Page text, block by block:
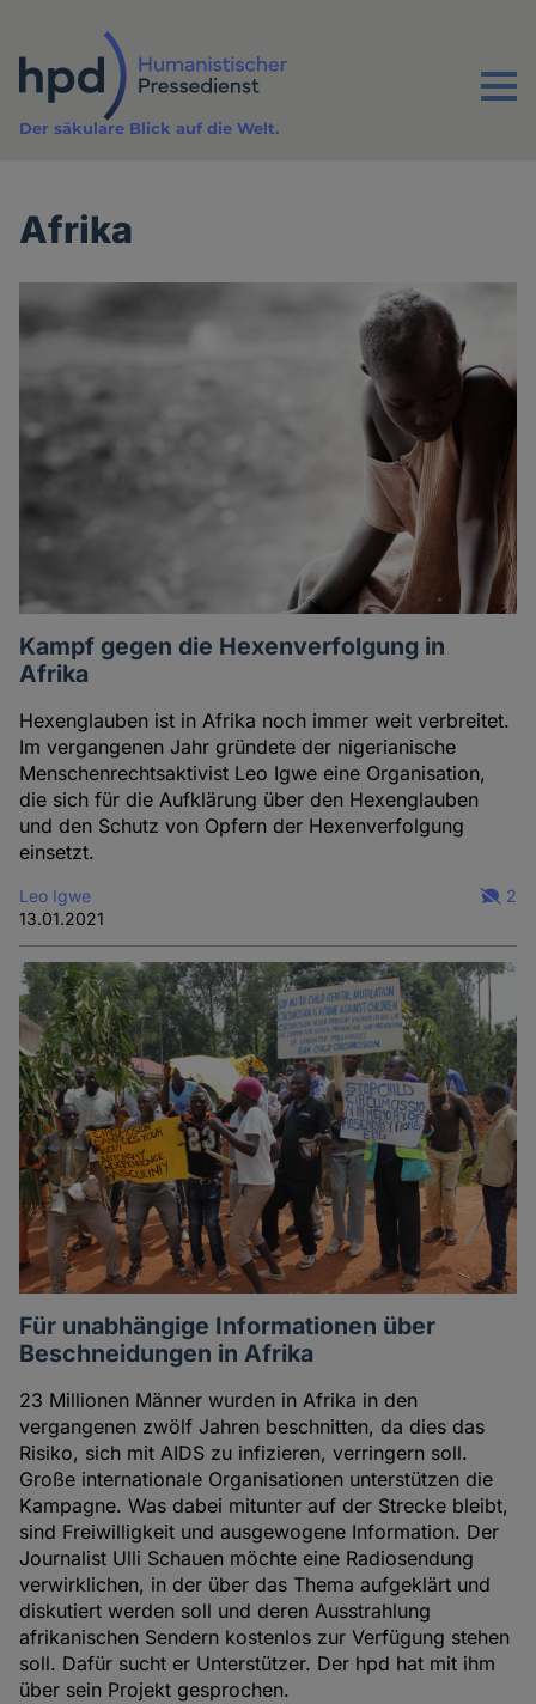
Inhalt
Menu
Der säkulare Blick auf die Welt.
Afrika
Kampf gegen die Hexenverfolgung in
Afrika
Hexenglauben ist in Afrika noch immer weit verbreitet.
Im vergangenen Jahr gründete der nigerianische
Menschenrechtsaktivist Leo Igwe eine Organisation,
die sich für die Aufklärung über den Hexenglauben
und den Schutz von Opfern der Hexenverfolgung
einsetzt.
Leo Igwe
13.01.2021
2
Für unabhängige Informationen über
Beschneidungen in Afrika
23 Millionen Männer wurden in Afrika in den
vergangenen zwölf Jahren beschnitten, da dies das
Risiko, sich mit AIDS zu infizieren, verringern soll.
Große internationale Organisationen unterstützen die
Kampagne. Was dabei mitunter auf der Strecke bleibt,
sind Freiwilligkeit und ausgewogene Information. Der
Journalist Ulli Schauen möchte eine Radiosendung
verwirklichen, in der über das Thema aufgeklärt und
diskutiert werden soll und deren Ausstrahlung
afrikanischen Sendern kostenlos zur Verfügung stehen
soll. Dafür sucht er Unterstützer. Der hpd hat mit ihm
über sein Projekt gesprochen.